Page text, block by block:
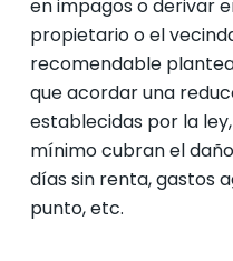
en impagos o derivar
propietario o el
recomendable
que acordar una
establecidas por la
mínimo cubran el
días sin renta, gastos
punto, etc.